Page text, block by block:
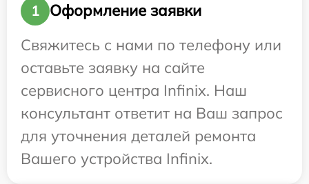
1
Оформление заявки
Свяжитесь с нами по телефону или
оставьте заявку на сайте
сервисного центра Infinix. Наш
консультант ответит на Ваш запрос
для уточнения деталей ремонта
Вашего устройства Infinix.